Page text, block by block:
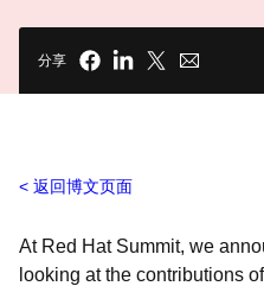
分享
返回博文页面
At Red Hat Summit, we
looking at the contributions